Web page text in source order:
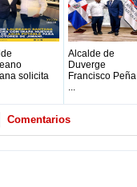
solicita
Alcalde de
Duverge
Francisco Peña
...
Comentarios